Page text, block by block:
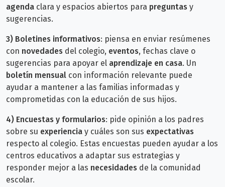
agenda clara y espacios abiertos para preguntas y
sugerencias.
3) Boletines informativos: piensa en enviar resúmenes
con novedades del colegio, eventos, fechas clave o
sugerencias para apoyar el aprendizaje en casa. Un
boletín mensual con información relevante puede
ayudar a mantener a las familias informadas y
comprometidas con la educación de sus hijos.
4) Encuestas y formularios: pide opinión a los padres
sobre su experiencia y cuáles son sus expectativas
respecto al colegio. Estas encuestas pueden ayudar a los
centros educativos a adaptar sus estrategias y
responder mejor a las necesidades de la comunidad
escolar.